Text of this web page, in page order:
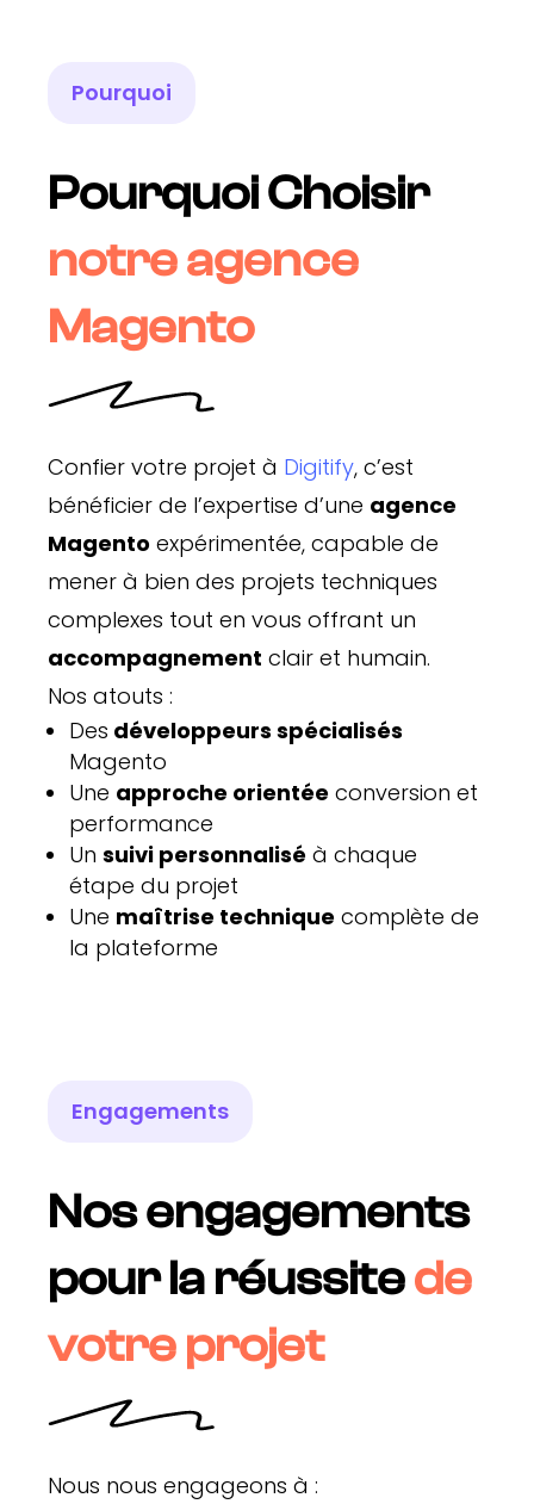
Pourquoi
Pourquoi Choisir
notre agence
Magento
Confier votre projet à Digitify, c’est
bénéficier de l’expertise d’une agence
Magento expérimentée, capable de
mener à bien des projets techniques
complexes tout en vous offrant un
accompagnement clair et humain.
Nos atouts :
Des développeurs spécialisés
Magento
Une approche orientée conversion et
performance
Un suivi personnalisé à chaque
étape du projet
Une maîtrise technique complète de
la plateforme
Engagements
Nos engagements
pour la réussitede
votre projet
Nous nous engageons à :